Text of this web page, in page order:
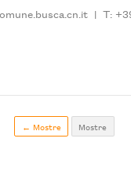
| T:
← Mostre Mostre